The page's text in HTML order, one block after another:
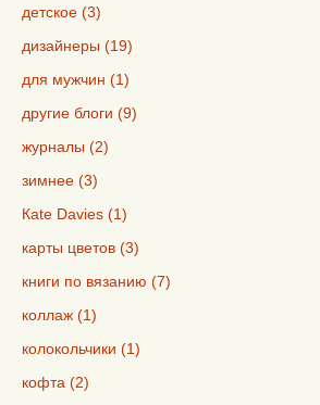
детское (3)
дизайнеры (19)
для мужчин (1)
другие блоги (9)
журналы (2)
зимнее (3)
Кate Davies (1)
карты цветов (3)
книги по вязанию (7)
коллаж (1)
колокольчики (1)
кофта (2)